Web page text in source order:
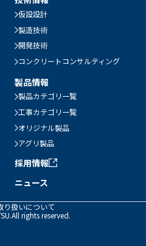
仮設設計
製造技術
開発技術
コンクリートコンサルティング
製品情報
製品カテゴリ一覧
工事カテゴリ一覧
オリジナル製品
アグリ製品
採用情報
ニュース
り扱いについて
rights reserved.